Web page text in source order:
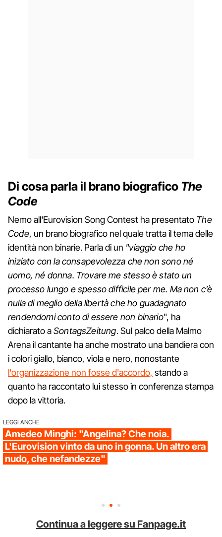
Di cosa parla il brano biografico The
Code
Nemo all'Eurovision Song Contest ha presentato The
Code, un brano biografico nel quale tratta il tema delle
identità non binarie. Parla di un "viaggio che ho
iniziato con la consapevolezza che non sono né
uomo, né donna. Trovare me stesso è stato un
processo lungo e spesso difficile per me. Ma non c’è
nulla di meglio della libertà che ho guadagnato
rendendomi conto di essere non binario", ha
dichiarato aSontagsZeitung. Sul palco della Malmo
Arena il cantante ha anche mostrato una bandiera con
i colori giallo, bianco, viola e nero, nonostante
l'organizzazione non fosse d'accordo, stando a
quanto ha raccontato lui stesso in conferenza stampa
dopo la vittoria.
LEGGI ANCHE
Amedeo Minghi: "Angelina? Che noia.
L'Eurovision vinto da uno in gonna. Un altro era
nudo, che nefandezze"
Continua a leggere su Fanpage.it